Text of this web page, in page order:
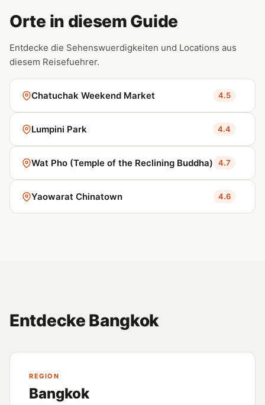
Orte in diesem Guide
Entdecke die Sehenswuerdigkeiten und Locations aus
diesem Reisefuehrer.
Chatuchak Weekend Market 4.5
Lumpini Park 4.4
Wat Pho (Temple of the Reclining Buddha) 4.7
Yaowarat Chinatown 4.6
Entdecke Bangkok
REGION
Bangkok